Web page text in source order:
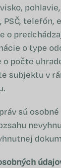
telefón,
o
o type
počte
subjektu v
sú osobné